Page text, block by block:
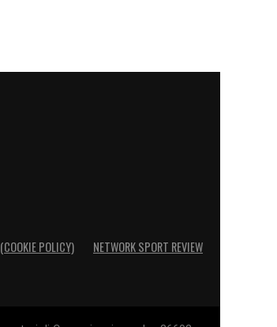
POLICY) NETWORK SPORT REVIEW